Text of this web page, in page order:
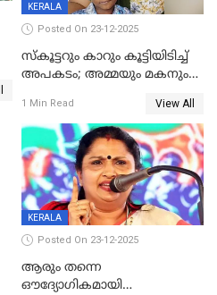
KERALA
Posted On 23-12-2025
സ്കൂട്ടറും കാറും കൂട്ടിയിടിച്ച്
അപകടം; അമ്മയും മകനും
ഗുരുതരാവസ്ഥയിൽ
1 Min Read View All
KERALA
Posted On 23-12-2025
ആരും തന്നെ
ഔദ്യോഗികമായി